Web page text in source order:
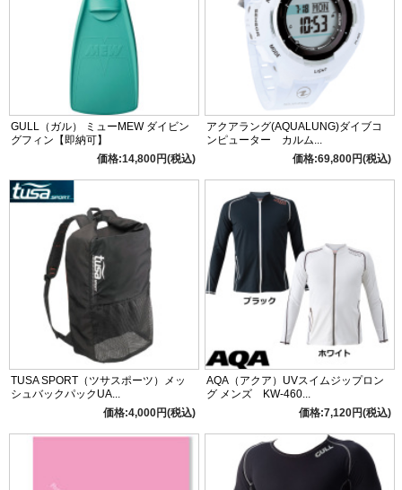
GULL（ガル） ミューMEW ダイビン
グフィン【即納可】
価格:14,800円(税込)
アクアラング(AQUALUNG)ダイブコ
ンピューター カルム...
価格:69,800円(税込)
TUSA SPORT（ツサスポーツ）メッ
シュバックパックUA...
価格:4,000円(税込)
AQA（アクア）UVスイムジップロン
グ メンズ KW-460...
価格:7,120円(税込)